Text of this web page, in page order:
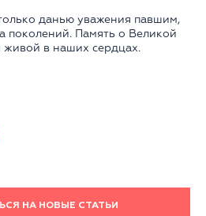
данью уважения павшим,
поколений. Память о Великой
живой в наших сердцах.
НА НОВЫЕ СТАТЬИ